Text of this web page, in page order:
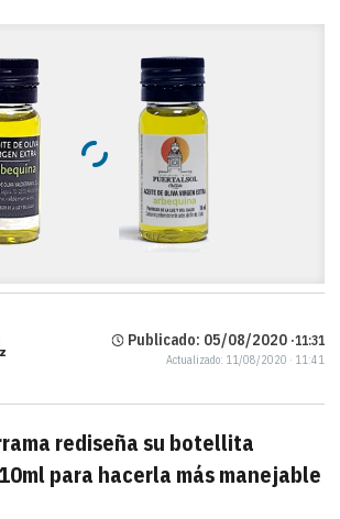
Publicado: 05/08/2020 ·11:31
Actualizado: 11/08/2020 · 11:41
rediseña su botellita
para hacerla más manejable